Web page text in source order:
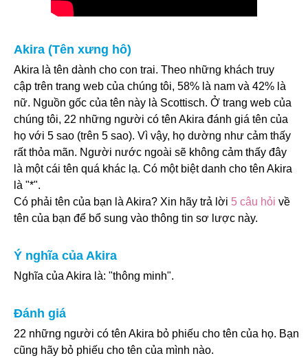
Akira (Tên xưng hô)
Akira là tên dành cho con trai. Theo những khách truy
cập trên trang web của chúng tôi, 58% là nam và 42% là
nữ. Nguồn gốc của tên này là Scottisch. Ở trang web của
chúng tôi, 22 những người có tên Akira đánh giá tên của
họ với 5 sao (trên 5 sao). Vì vậy, họ dường như cảm thấy
rất thỏa mãn. Người nước ngoài sẽ không cảm thấy đây
là một cái tên quá khác lạ. Có một biệt danh cho tên Akira
là "*".
Có phải tên của bạn là Akira? Xin hãy trả lời 5 câu hỏi về
tên của bạn để bổ sung vào thông tin sơ lược này.
Ý nghĩa của Akira
Nghĩa của Akira là: "thông minh".
Đánh giá
22 những người có tên Akira bỏ phiếu cho tên của họ. Bạn
cũng hãy bỏ phiếu cho tên của mình nào.